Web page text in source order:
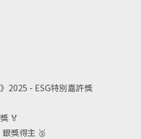
2025 - ESG特別嘉許獎
🏅
獎得主 🥈